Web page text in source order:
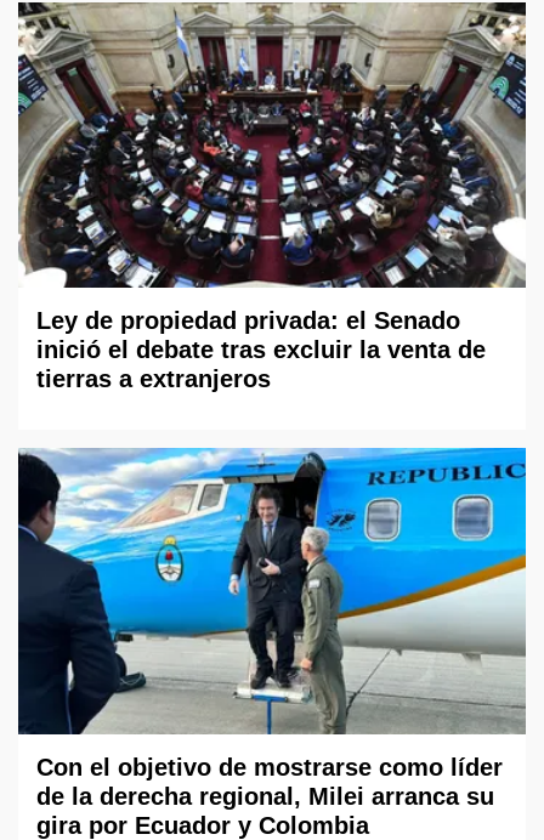
Ley de propiedad privada: el Senado
inició el debate tras excluir la venta de
tierras a extranjeros
Con el objetivo de mostrarse como líder
de la derecha regional, Milei arranca su
gira por Ecuador y Colombia